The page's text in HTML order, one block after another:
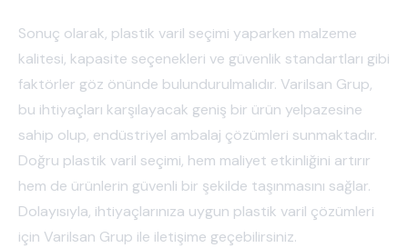
Sonuç olarak, plastik varil seçimi yaparken malzeme
kalitesi, kapasite seçenekleri ve güvenlik standartları gibi
faktörler göz önünde bulundurulmalıdır. Varilsan Grup,
bu ihtiyaçları karşılayacak geniş bir ürün yelpazesine
sahip olup, endüstriyel ambalaj çözümleri sunmaktadır.
Doğru plastik varil seçimi, hem maliyet etkinliğini artırır
hem de ürünlerin güvenli bir şekilde taşınmasını sağlar.
Dolayısıyla, ihtiyaçlarınıza uygun plastik varil çözümleri
için Varilsan Grup ile iletişime geçebilirsiniz.